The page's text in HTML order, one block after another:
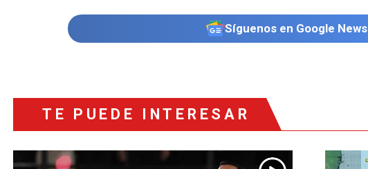
Síguenos en Google News
TE PUEDE INTERESAR